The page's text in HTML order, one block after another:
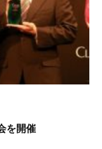
を開催